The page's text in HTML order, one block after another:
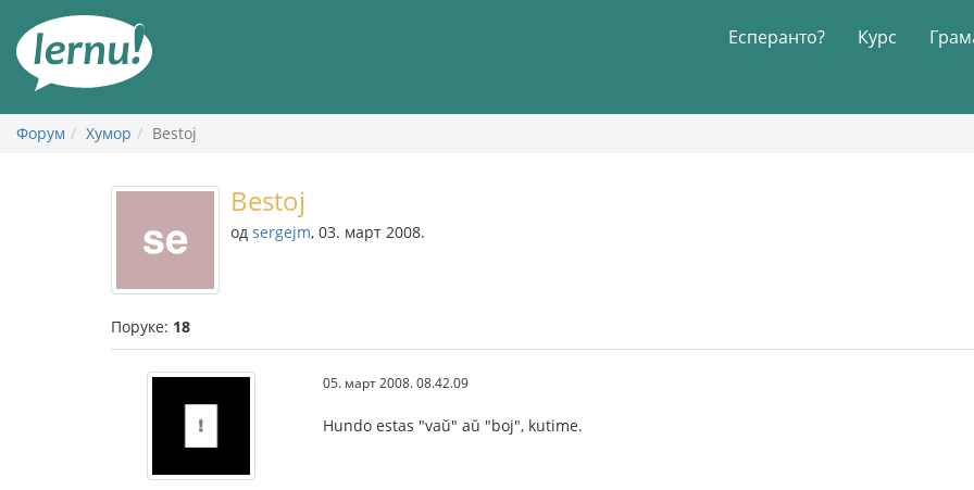
садржају
Есперанто? Курс
Форум Хумор Bestoj
Bestoj
од sergejm, 03. март 2008.
Поруке: 18
05. март 2008. 08.42.09
Hundo estas "vaŭ" aŭ "boj", kutime.